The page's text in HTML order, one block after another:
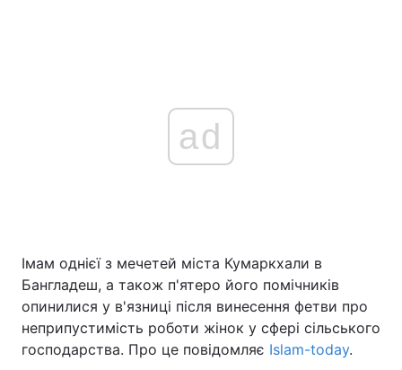
ad
Імам однієї з мечетей міста Кумаркхали в
Бангладеш, а також п'ятеро його помічників
опинилися у в'язниці після винесення фетви про
неприпустимість роботи жінок у сфері сільського
господарства. Про це повідомляє Islam-today.